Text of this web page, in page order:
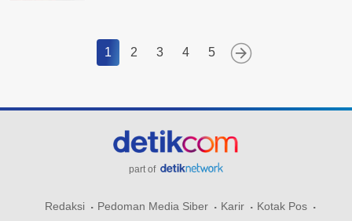
1 2 3 4 5
part of
Redaksi Pedoman Media Siber Karir
Kotak Pos